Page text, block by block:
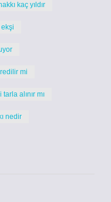
kaç yıldır
mi
alınır mı
nedir